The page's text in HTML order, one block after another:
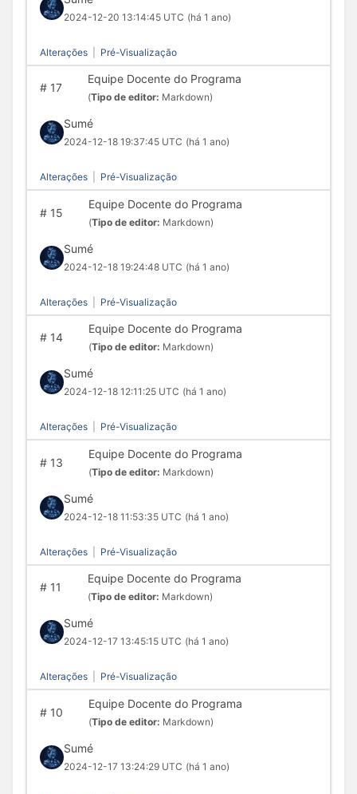
2024-12-20 13:14:45 UTC (há 1 ano)
Alterações Pré-Visualização
#17
Equipe Docente do Programa
(Tipo de editor: Markdown)
Sumé
2024-12-18 19:37:45 UTC (há 1 ano)
Alterações Pré-Visualização
#15
Equipe Docente do Programa
(Tipo de editor: Markdown)
Sumé
2024-12-18 19:24:48 UTC (há 1 ano)
Alterações Pré-Visualização
#14
Equipe Docente do Programa
(Tipo de editor: Markdown)
Sumé
2024-12-18 12:11:25 UTC (há 1 ano)
Alterações Pré-Visualização
#13
Equipe Docente do Programa
(Tipo de editor: Markdown)
Sumé
2024-12-18 11:53:35 UTC (há 1 ano)
Alterações Pré-Visualização
#11
Equipe Docente do Programa
(Tipo de editor: Markdown)
Sumé
2024-12-17 13:45:15 UTC (há 1 ano)
Alterações Pré-Visualização
#10
Equipe Docente do Programa
(Tipo de editor: Markdown)
Sumé
2024-12-17 13:24:29 UTC (há 1 ano)